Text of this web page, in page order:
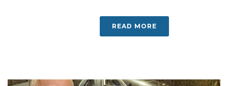
READ MORE